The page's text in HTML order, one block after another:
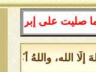
وعلى آل
الله، واللهُ أكبر